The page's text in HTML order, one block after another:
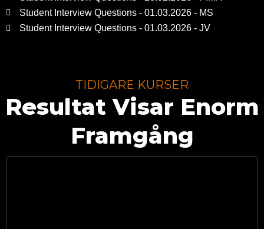
Student Interview Questions - 01.03.2026 - MS
Student Interview Questions - 01.03.2026 - JV
TIDIGARE KURSER
Resultat Visar Enorm
Framgång